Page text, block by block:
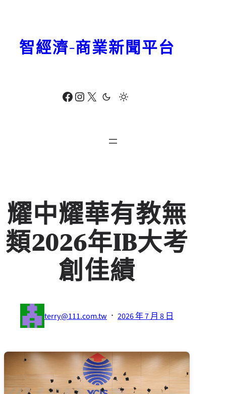
Facebook Instagram X
智經濟-商業新聞平台
耀中耀華有教無
類2026年IB大考
創佳績
terry@111.com.tw · 2026 年 7 月 8 日